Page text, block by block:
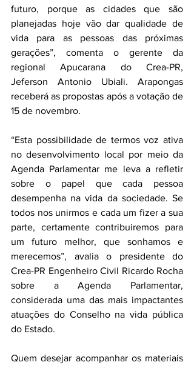
futuro, porque as cidades que são
planejadas hoje vão dar qualidade de
vida para as pessoas das próximas
gerações”, comenta o gerente da
regional Apucarana do Crea-PR,
Jeferson Antonio Ubiali. Arapongas
receberá as propostas após a votação de
15 de novembro.
“Esta possibilidade de termos voz ativa
no desenvolvimento local por meio da
Agenda Parlamentar me leva a refletir
sobre o papel que cada pessoa
desempenha na vida da sociedade. Se
todos nos unirmos e cada um fizer a sua
parte, certamente contribuiremos para
um futuro melhor, que sonhamos e
merecemos”, avalia o presidente do
Crea-PR Engenheiro Civil Ricardo Rocha
sobre a Agenda Parlamentar,
considerada uma das mais impactantes
atuações do Conselho na vida pública
do Estado.
Quem desejar acompanhar os materiais